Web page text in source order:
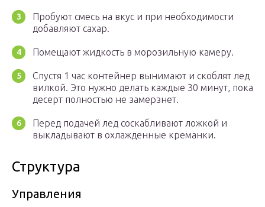
Пробуют смесь на вкус и при необходимости
добавляют сахар.
Помещают жидкость в морозильную камеру.
Спустя 1 час контейнер вынимают и скоблят лед
вилкой. Это нужно делать каждые 30 минут, пока
десерт полностью не замерзнет.
Перед подачей лед соскабливают ложкой и
выкладывают в охлажденные креманки.
Структура
Управления